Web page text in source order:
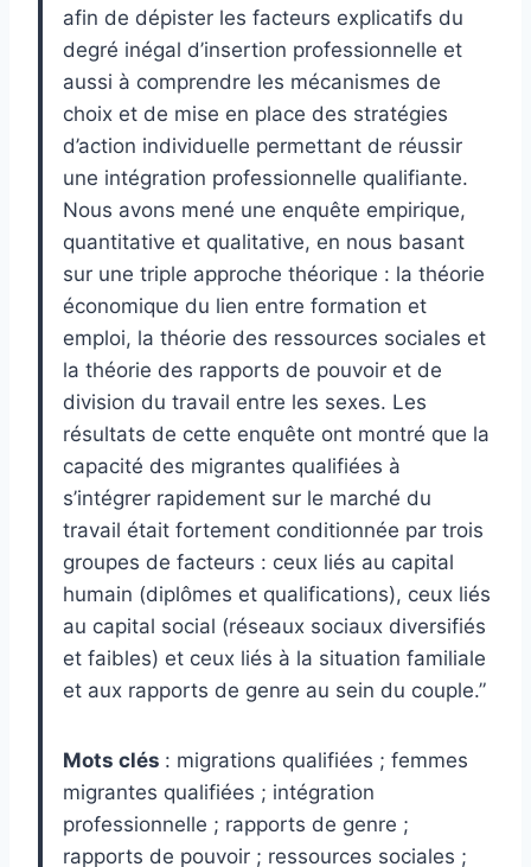
afin de dépister les facteurs explicatifs du
degré inégal d’insertion professionnelle et
aussi à comprendre les mécanismes de
choix et de mise en place des stratégies
d’action individuelle permettant de réussir
une intégration professionnelle qualifiante.
Nous avons mené une enquête empirique,
quantitative et qualitative, en nous basant
sur une triple approche théorique : la théorie
économique du lien entre formation et
emploi, la théorie des ressources sociales et
la théorie des rapports de pouvoir et de
division du travail entre les sexes. Les
résultats de cette enquête ont montré que la
capacité des migrantes qualifiées à
s’intégrer rapidement sur le marché du
travail était fortement conditionnée par trois
groupes de facteurs : ceux liés au capital
humain (diplômes et qualifications), ceux liés
au capital social (réseaux sociaux diversifiés
et faibles) et ceux liés à la situation familiale
et aux rapports de genre au sein du couple.”
Mots clés : migrations qualifiées ; femmes
migrantes qualifiées ; intégration
professionnelle ; rapports de genre ;
rapports de pouvoir ; ressources sociales ;